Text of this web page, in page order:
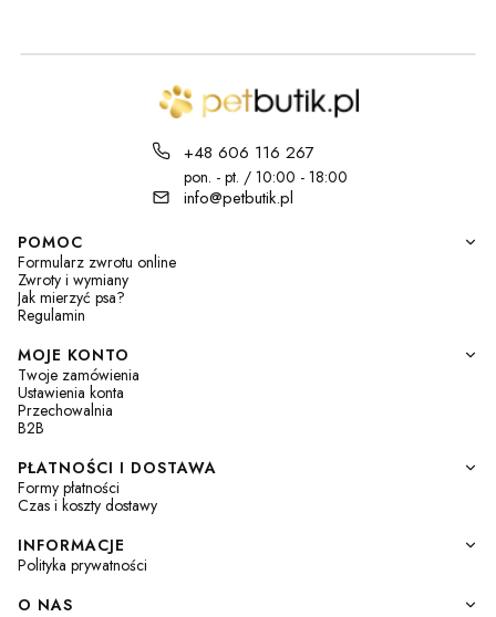
+48 606 116 267
pon. - pt. / 10:00 - 18:00
info@petbutik.pl
Linki w stopce
POMOC
Formularz zwrotu online
Zwroty i wymiany
Jak mierzyć psa?
Regulamin
MOJE KONTO
Twoje zamówienia
Ustawienia konta
Przechowalnia
B2B
PŁATNOŚCI I DOSTAWA
Formy płatności
Czas i koszty dostawy
INFORMACJE
Polityka prywatności
O NAS